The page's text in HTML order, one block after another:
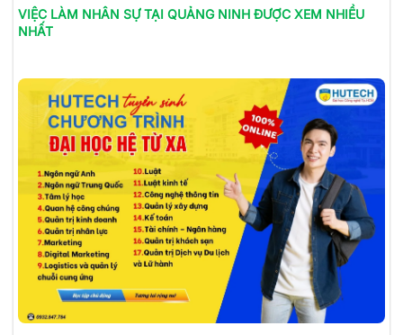
VIỆC LÀM NHÂN SỰTẠI QUẢNG NINH ĐƯỢC XEM NHIỀU
NHẤT